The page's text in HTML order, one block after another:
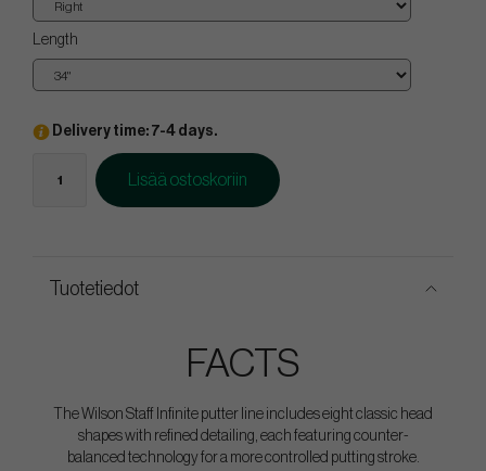
Length
Delivery time: 7-4 days.
Lisää ostoskoriin
Tuotetiedot
FACTS
The Wilson Staff Infinite putter line includes eight classic head
shapes with refined detailing, each featuring counter-
balanced technology for a more controlled putting stroke.